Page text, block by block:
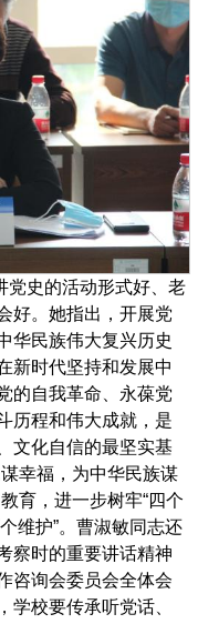
党史的活动形式好、老
好。她指出，开展党
华民族伟大复兴历史
新时代坚持和发展中
的自我革命、永葆党
历程和伟大成就，是
文化自信的最坚实基
幸福，为中华民族谋
育，进一步树牢“四个
维护”。曹淑敏同志还
察时的重要讲话精神
咨询会委员会全体会
学校要传承听党话、